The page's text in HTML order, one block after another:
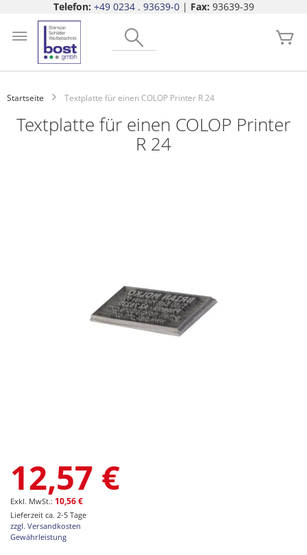
Telefon: +49 0234 . 93639-0| Fax: 93639-39
springen
Startseite Textplatte für einen COLOP Printer R 24
Textplatte für einen COLOP Printer
R 24
Anfang
der
Bildgalerie
springen
12,57 €
10,56 €
Lieferzeit ca. 2-5 Tage
zzgl. Versandkosten
Gewährleistung